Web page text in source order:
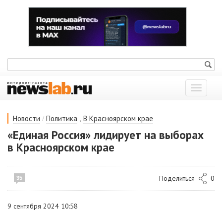
Показать
меню
Новости / Политика , В Красноярском крае
«Единая Россия» лидирует на выборах
в Красноярском крае
35 Поделиться 0
9 сентября 2024 10:58